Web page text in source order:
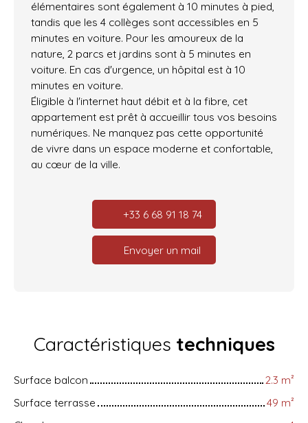
élémentaires sont également à 10 minutes à pied,
tandis que les 4 collèges sont accessibles en 5
minutes en voiture. Pour les amoureux de la
nature, 2 parcs et jardins sont à 5 minutes en
voiture. En cas d'urgence, un hôpital est à 10
minutes en voiture.
Éligible à l'internet haut débit et à la fibre, cet
appartement est prêt à accueillir tous vos besoins
numériques. Ne manquez pas cette opportunité
de vivre dans un espace moderne et confortable,
au cœur de la ville.
+33 6 68 91 18 74
Envoyer un mail
Caractéristiques techniques
Surface balcon 2.3 m²
Surface terrasse
49 m²